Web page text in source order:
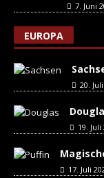
7. Juni
EUROPA
20.
19. Juli
17. Juli